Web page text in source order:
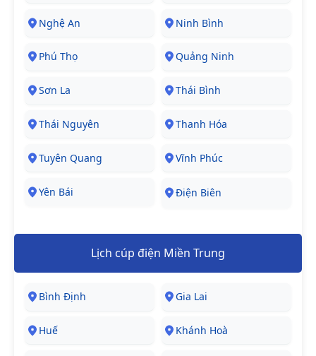
Nghệ An Ninh Bình
Phú Thọ Quảng Ninh
Sơn La Thái Bình
Thái Nguyên Thanh Hóa
Tuyên Quang Vĩnh Phúc
Yên Bái Điện Biên
Lịch cúp điện Miền Trung
Bình Định Gia Lai
Huế Khánh Hoà